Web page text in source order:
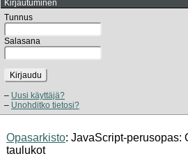
Kirjautuminen
Tunnus
Salasana
Kirjaudu
Uusi käyttäjä?
Unohditko tietosi?
Opasarkisto: JavaScript-perusopas:
taulukot